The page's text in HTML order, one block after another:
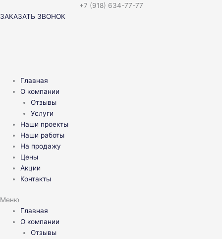
к
+7 (918) 634-77-77
ЗАКАЗАТЬ ЗВОНОК
Главная
О компании
Отзывы
Услуги
Наши проекты
Наши работы
На продажу
Цены
Акции
Контакты
Меню
Главная
О компании
Отзывы